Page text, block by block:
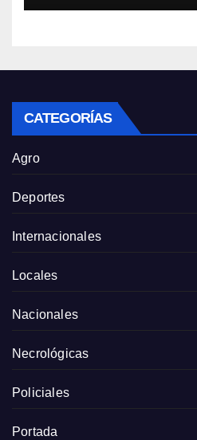
CATEGORÍAS
Agro
Deportes
Internacionales
Locales
Nacionales
Necrológicas
Policiales
Portada